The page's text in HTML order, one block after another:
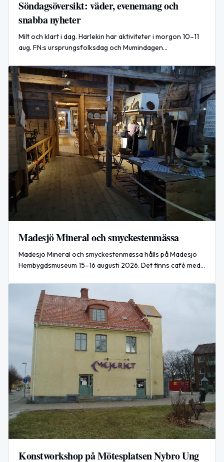
Söndagsöversikt: väder, evenemang och
snabba nyheter
Milt och klart i dag. Harlekin har aktiviteter i morgon 10–11
aug. FN:s ursprungsfolksdag och Mumindagen
Madesjö Mineral och smyckestenmässa
Madesjö Mineral och smyckestenmässa hålls på Madesjö
Hembygdsmuseum 15–16 augusti 2026. Det finns café med
Konstworkshop på Mötesplatsen Nybro Ung